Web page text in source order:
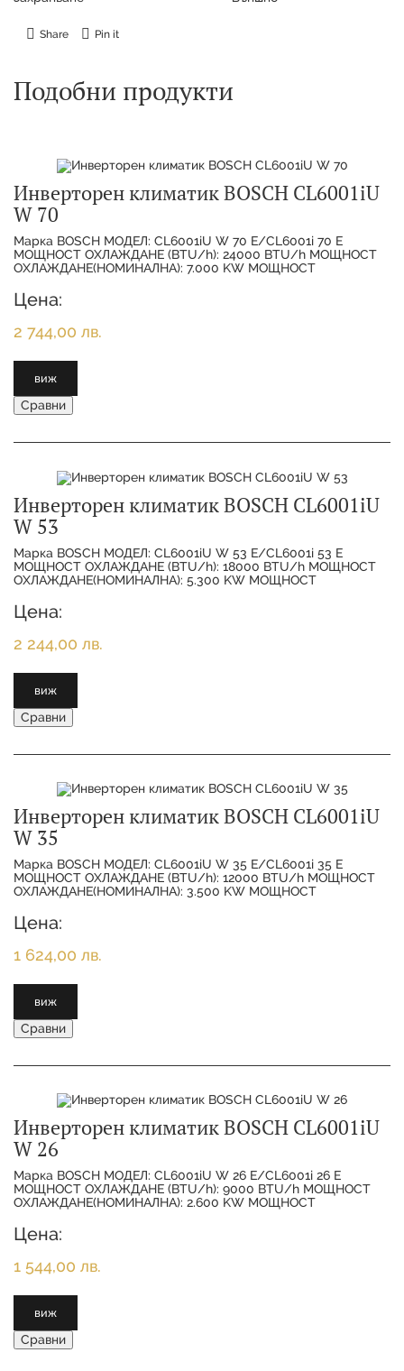
Share Pin it
Подобни продукти
Инверторен климатик BOSCH CL6001iU
W 70
Марка BOSCH МОДЕЛ: CL6001iU W 70 E/CL6001i 70 E
МОЩНОСТ ОХЛАЖДАНЕ (BTU/h): 24000 BTU/h МОЩНОСТ
ОХЛАЖДАНЕ(НОМИНАЛНА): 7.000 KW МОЩНОСТ
Цена:
2 744,00 лв.
виж
Сравни
Инверторен климатик BOSCH CL6001iU
W 53
Марка BOSCH МОДЕЛ: CL6001iU W 53 E/CL6001i 53 E
МОЩНОСТ ОХЛАЖДАНЕ (BTU/h): 18000 BTU/h МОЩНОСТ
ОХЛАЖДАНЕ(НОМИНАЛНА): 5.300 KW МОЩНОСТ
Цена:
2 244,00 лв.
виж
Сравни
Инверторен климатик BOSCH CL6001iU
W 35
Марка BOSCH МОДЕЛ: CL6001iU W 35 E/CL6001i 35 E
МОЩНОСТ ОХЛАЖДАНЕ (BTU/h): 12000 BTU/h МОЩНОСТ
ОХЛАЖДАНЕ(НОМИНАЛНА): 3.500 KW МОЩНОСТ
Цена:
1 624,00 лв.
виж
Сравни
Инверторен климатик BOSCH CL6001iU
W 26
Марка BOSCH МОДЕЛ: CL6001iU W 26 E/CL6001i 26 E
МОЩНОСТ ОХЛАЖДАНЕ (BTU/h): 9000 BTU/h МОЩНОСТ
ОХЛАЖДАНЕ(НОМИНАЛНА): 2.600 KW МОЩНОСТ
Цена:
1 544,00 лв.
виж
Сравни